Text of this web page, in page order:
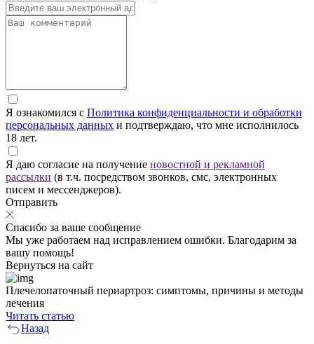
Я ознакомился с Политика конфиденциальности и обработки
персональных данных и подтверждаю, что мне исполнилось
18 лет.
Я даю согласие на получение новостной и рекламной
рассылки (в т.ч. посредством звонков, смс, электронных
писем и мессенджеров).
Отправить
Спасибо за ваше сообщение
Мы уже работаем над исправлением ошибки. Благодарим за
вашу помощь!
Вернуться на сайт
Плечелопаточный периартроз: симптомы, причины и методы
лечения
Читать статью
Назад